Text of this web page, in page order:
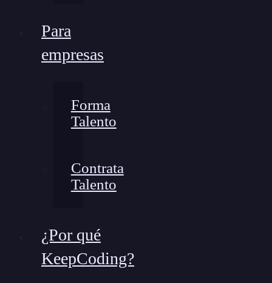
Para
empresas
Forma
Talento
Contrata
Talento
¿Por qué
KeepCoding?